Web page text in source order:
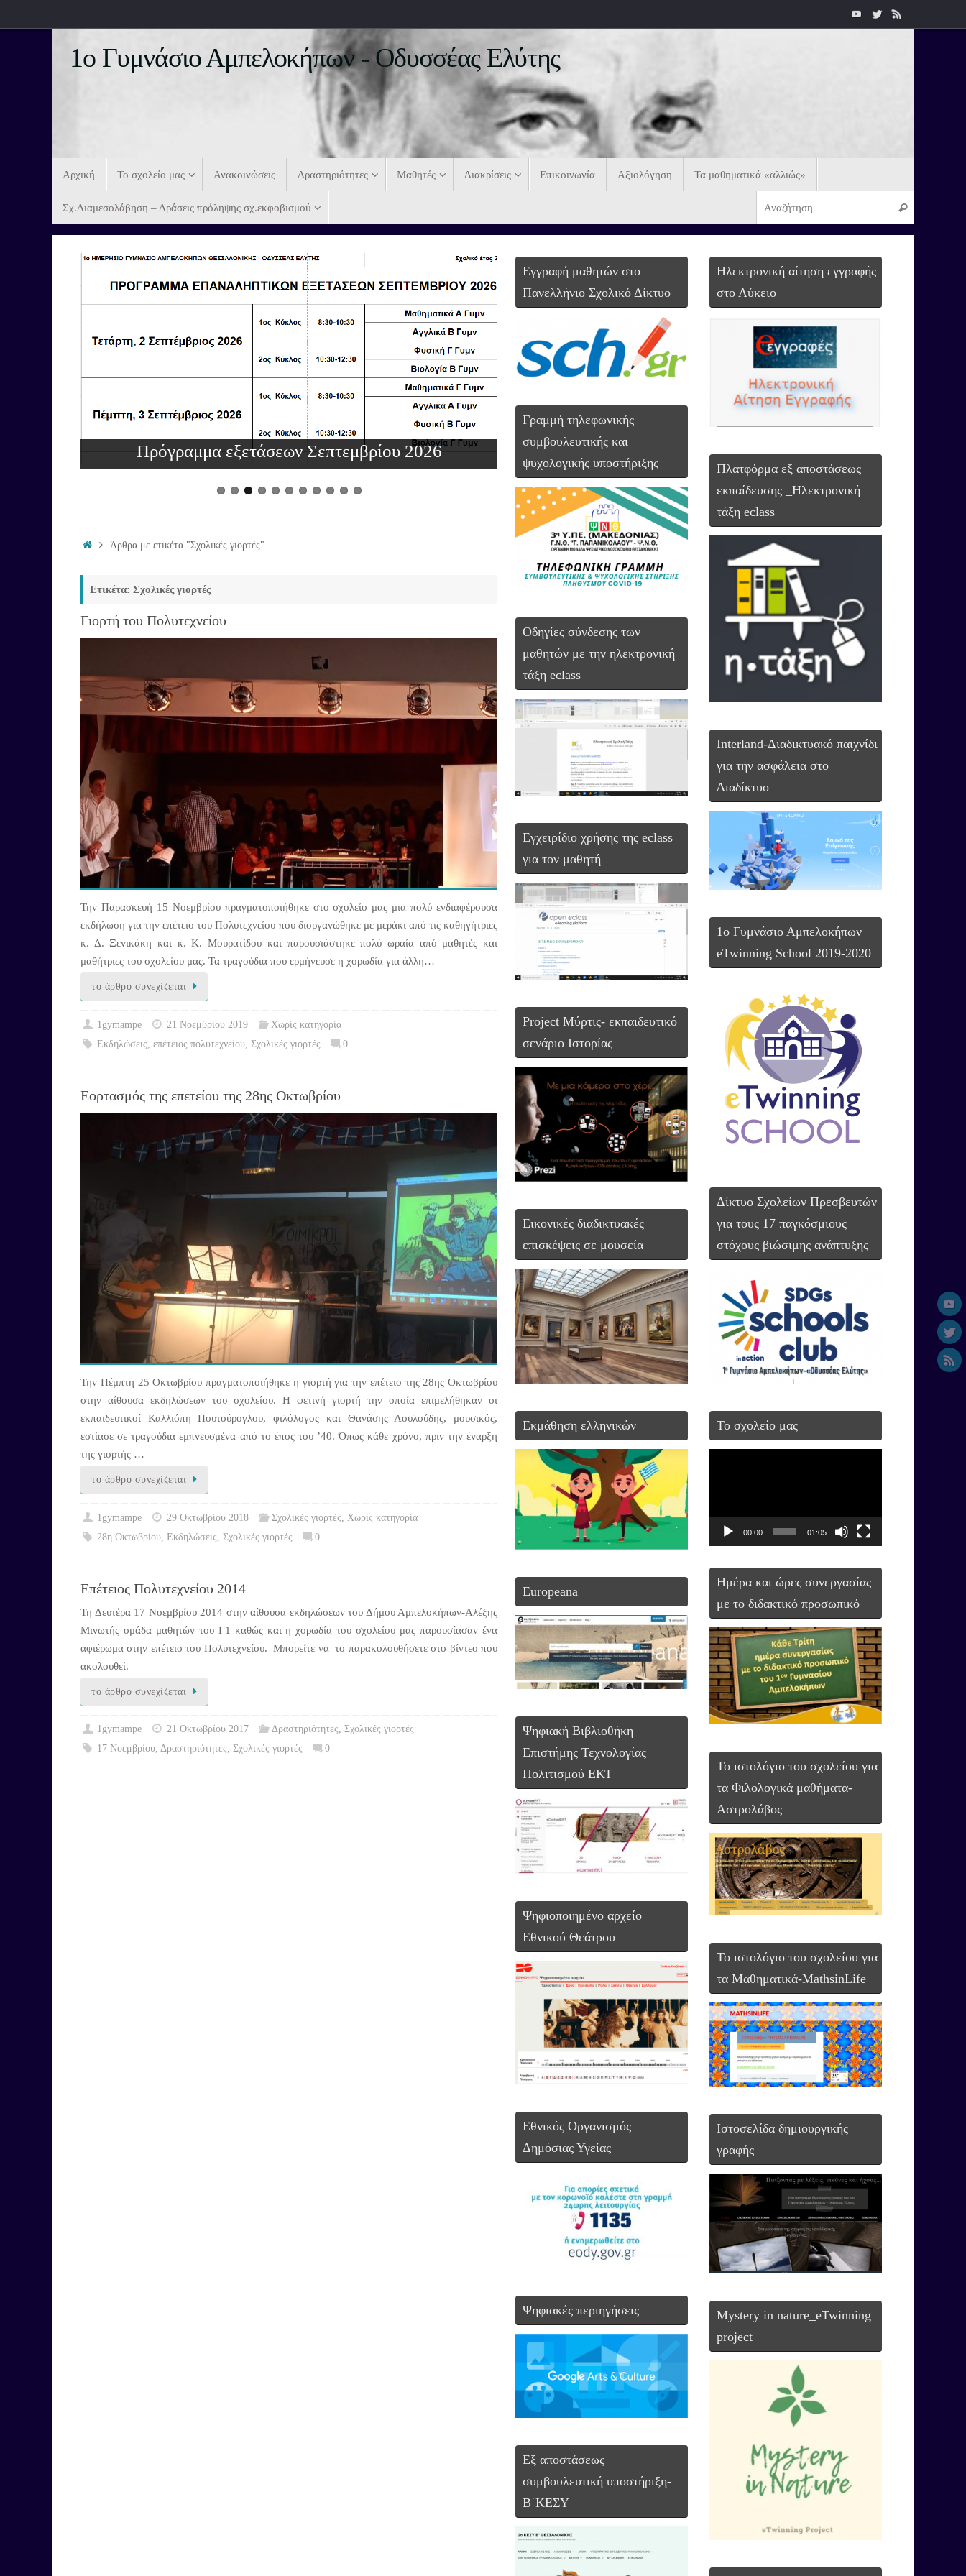
1ο Γυμνάσιο Αμπελοκήπων - Οδυσσέας Ελύτης
Αρχική Το σχολείο μας Ανακοινώσεις Δραστηριότητες Μαθητές Διακρίσεις Επικοινωνία Αξιολόγηση Τα μαθηματικά «αλλιώς»
Σχ.Διαμεσολάβηση – Δράσεις πρόληψης σχ.εκφοβισμού
Πρόγραμμα εξετάσεων Σεπτεμβρίου 2026 Αποτελέσματα ενδοσχολικών εξετάσεων 2025-2026
Άρθρα με ετικέτα "Σχολικές γιορτές"
Ετικέτα: Σχολικές γιορτές
Γιορτή του Πολυτεχνείου
Την Παρασκευή 15 Νοεμβρίου πραγματοποιήθηκε στο σχολείο μας μια πολύ ενδιαφέρουσα
εκδήλωση για την επέτειο του Πολυτεχνείου που διοργανώθηκε με μεράκι από τις καθηγήτριες
κ. Δ. Ξενικάκη και κ. Κ. Μουρατίδου και παρουσιάστηκε πολύ ωραία από μαθητές και
μαθήτριες του σχολείου μας. Τα τραγούδια που ερμήνευσε η χορωδία για άλλη…
το άρθρο συνεχίζεται
1gymampe 21 Νοεμβρίου 2019
Χωρίς κατηγορία
Εκδηλώσεις ,επέτειος πολυτεχνείου ,Σχολικές γιορτές 0
Εορτασμός της επετείου της 28ης Οκτωβρίου
Την Πέμπτη 25 Οκτωβρίου πραγματοποιήθηκε η γιορτή για την επέτειο της 28ης Οκτωβρίου
στην αίθουσα εκδηλώσεων του σχολείου. Η φετινή γιορτή την οποία επιμελήθηκαν οι
εκπαιδευτικοί Καλλιόπη Πουτούρογλου, φιλόλογος και Θανάσης Λουλούδης, μουσικός,
εστίασε σε τραγούδια εμπνευσμένα από το έπος του ’40. Όπως κάθε χρόνο, πριν την έναρξη
της γιορτής …
το άρθρο συνεχίζεται
1gymampe 29 Οκτωβρίου 2018 Σχολικές γιορτές
Χωρίς κατηγορία
28η Οκτωβρίου ,Εκδηλώσεις ,Σχολικές γιορτές 0
Επέτειος Πολυτεχνείου 2014
Τη Δευτέρα 17 Νοεμβρίου 2014 στην αίθουσα εκδηλώσεων του Δήμου Αμπελοκήπων-Αλέξης
Μινωτής ομάδα μαθητών του Γ1 καθώς και η χορωδία του σχολείου μας παρουσίασαν ένα
αφιέρωμα στην επέτειο του Πολυτεχνείου. Μπορείτε να το παρακολουθήσετε στο βίντεο που
ακολουθεί.
το άρθρο συνεχίζεται
1gymampe 21 Οκτωβρίου 2017 Δραστηριότητες, Σχολικές γιορτές
17 Νοεμβρίου,Δραστηριότητες,Σχολικές γιορτές 0
Εγγραφή μαθητών στο
Πανελλήνιο Σχολικό Δίκτυο
Γραμμή τηλεφωνικής
συμβουλευτικής και
ψυχολογικής υποστήριξης
Οδηγίες σύνδεσης των
μαθητών με την ηλεκτρονική
τάξη eclass
Εγχειρίδιο χρήσης της eclass
για τον μαθητή
Project Μύρτις- εκπαιδευτικό
σενάριο Ιστορίας
Εικονικές διαδικτυακές
επισκέψεις σε μουσεία
Εκμάθηση ελληνικών
Europeana
Ψηφιακή Βιβλιοθήκη
Επιστήμης Τεχνολογίας
Πολιτισμού ΕΚΤ
Ψηφιοποιημένο αρχείο
Εθνικού Θεάτρου
Εθνικός Οργανισμός
Δημόσιας Υγείας
Ψηφιακές περιηγήσεις
Εξ αποστάσεως
συμβουλευτική υποστήριξη-
Β΄ΚΕΣΥ
Ηλεκτρονική αίτηση εγγραφής
στο Λύκειο
Πλατφόρμα εξ αποστάσεως
εκπαίδευσης _Ηλεκτρονική
τάξη eclass
Interland-Διαδικτυακό παιχνίδι
για την ασφάλεια στο
Διαδίκτυο
1ο Γυμνάσιο Αμπελοκήπων
eTwinning School 2019-2020
Δίκτυο Σχολείων Πρεσβευτών
για τους 17 παγκόσμιους
στόχους βιώσιμης ανάπτυξης
Το σχολείο μας
00:00 01:05
Ημέρα και ώρες συνεργασίας
με το διδακτικό προσωπικό
Το ιστολόγιο του σχολείου για
τα Φιλολογικά μαθήματα-
Αστρολάβος
To ιστολόγιο του σχολείου για
τα Μαθηματικά-MathsinLife
Ιστοσελίδα δημιουργικής
γραφής
Mystery in nature_eTwinning
project